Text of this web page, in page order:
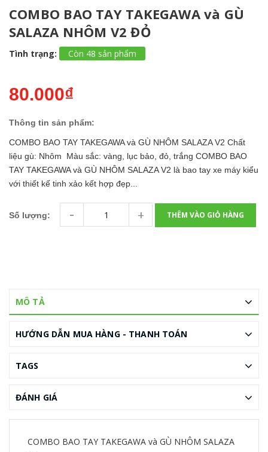
COMBO BAO TAY TAKEGAWA và GÙ
SALAZA NHÔM V2 ĐỎ
Tình trạng: Còn 48 sản phẩm
80.000₫
Thông tin sản phẩm:
COMBO BAO TAY TAKEGAWA và GÙ NHÔM SALAZA V2 Chất
liệu gù: Nhôm Màu sắc: vàng, lục bảo, đỏ, trắng COMBO BAO
TAY TAKEGAWA và GÙ NHÔM SALAZA V2 là bao tay xe máy kiểu
với thiết kế tinh xảo kết hợp đẹp...
Số lượng: - + THÊM VÀO GIỎ HÀNG
MÔ TẢ
HƯỚNG DẪN MUA HÀNG - THANH TOÁN
TAGS
ĐÁNH GIÁ
COMBO BAO TAY TAKEGAWA và GÙ NHÔM SALAZA